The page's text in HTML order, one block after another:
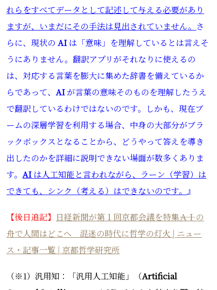
れらをすべてデータとして記述して与える必要があり
ますが、いまだにその手法は見出されていません。 さ
らに、現状のAI は「意味」を理解しているとは言えそ
うにありません。翻訳アプリがそれなりに使えるの
は、対応する言葉を膨大に集めた辞書を備えているか
らであって、AI が言葉の意味そのものを理解したうえ
で翻訳しているわけではないのです。しかも、現在ブ
ームの深層学習を利用する場合、中身の大部分がブラ
ックボックスとなることから、どうやって答えを導き
出したのかを詳細に説明できない場面が数多くありま
す。AI は人工知能と言われながら、ラーン（学習）は
できても、シンク（考える）はできないのです。 』
【後日追記】 日経新聞が第１回京都会議を特集――ＡＩの
舟で人間はどこへ 混迷の時代に哲学の灯火 | ニュー
ス・記事一覧 | 京都哲学研究所
（※1）汎用知：「汎用人工知能」（Artificial